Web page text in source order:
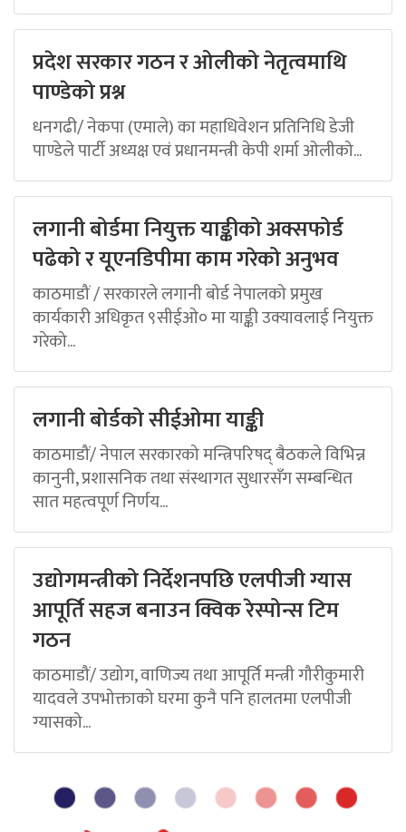
प्रदेश सरकार गठन र ओलीको नेतृत्वमाथि
पाण्डेको प्रश्न
धनगढी/ नेकपा (एमाले) का महाधिवेशन प्रतिनिधि डेजी
पाण्डेले पार्टी अध्यक्ष एवं प्रधानमन्त्री केपी शर्मा ओलीको...
लगानी बोर्डमा नियुक्त याङ्कीको अक्सफोर्ड
पढेको र यूएनडिपीमा काम गरेको अनुभव
काठमाडौं / सरकारले लगानी बोर्ड नेपालको प्रमुख
कार्यकारी अधिकृत ९सीईओ० मा याङ्की उक्यावलाई नियुक्त
गरेको...
लगानी बोर्डको सीईओमा याङ्की
काठमाडौं/ नेपाल सरकारको मन्त्रिपरिषद् बैठकले विभिन्न
कानुनी, प्रशासनिक तथा संस्थागत सुधारसँग सम्बन्धित
सात महत्वपूर्ण निर्णय...
उद्योगमन्त्रीको निर्देशनपछि एलपीजी ग्यास
आपूर्ति सहज बनाउन क्विक रेस्पोन्स टिम
गठन
काठमाडौं/ उद्योग, वाणिज्य तथा आपूर्ति मन्त्री गौरीकुमारी
यादवले उपभोक्ताको घरमा कुनै पनि हालतमा एलपीजी
ग्यासको...